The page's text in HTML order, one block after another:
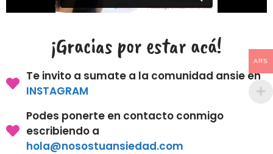
¡Gracias por estar acá!
Te invito a sumate a la comunidad ansie en
INSTAGRAM
Podes ponerte en contacto conmigo
escribiendo a
hola@nosostuansiedad.com
ARS